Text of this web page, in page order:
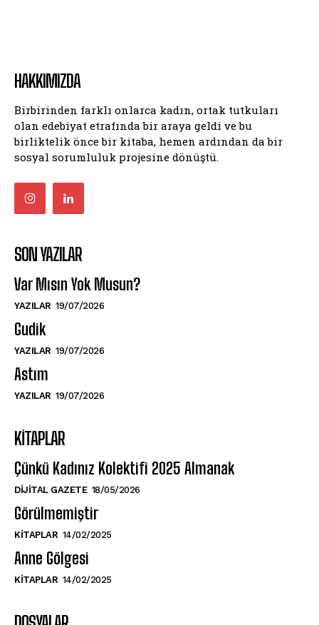
HAKKIMIZDA
Birbirinden farklı onlarca kadın, ortak tutkuları
olan edebiyat etrafında bir araya geldi ve bu
birliktelik önce bir kitaba, hemen ardından da bir
sosyal sorumluluk projesine dönüştü.
SON YAZILAR
Var Mısın Yok Musun?
YAZILAR 19/07/2026
Gudik
YAZILAR 19/07/2026
Astım
YAZILAR 19/07/2026
KITAPLAR
Çünkü Kadınız Kolektifi 2025 Almanak
DIJITAL GAZETE 18/05/2026
Görülmemiştir
KITAPLAR 14/02/2025
Anne Gölgesi
KITAPLAR 14/02/2025